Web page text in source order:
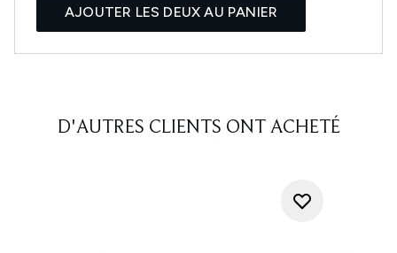
AJOUTER LES DEUX AU PANIER
D'AUTRES CLIENTS ONT ACHETÉ